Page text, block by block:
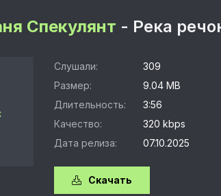
Спекулянт - Река
Слушали:
309
Размер:
9.04 MB
Длительность:
3:56
Качество:
320 kbps
Дата релиза:
07.10.2025
Скачать